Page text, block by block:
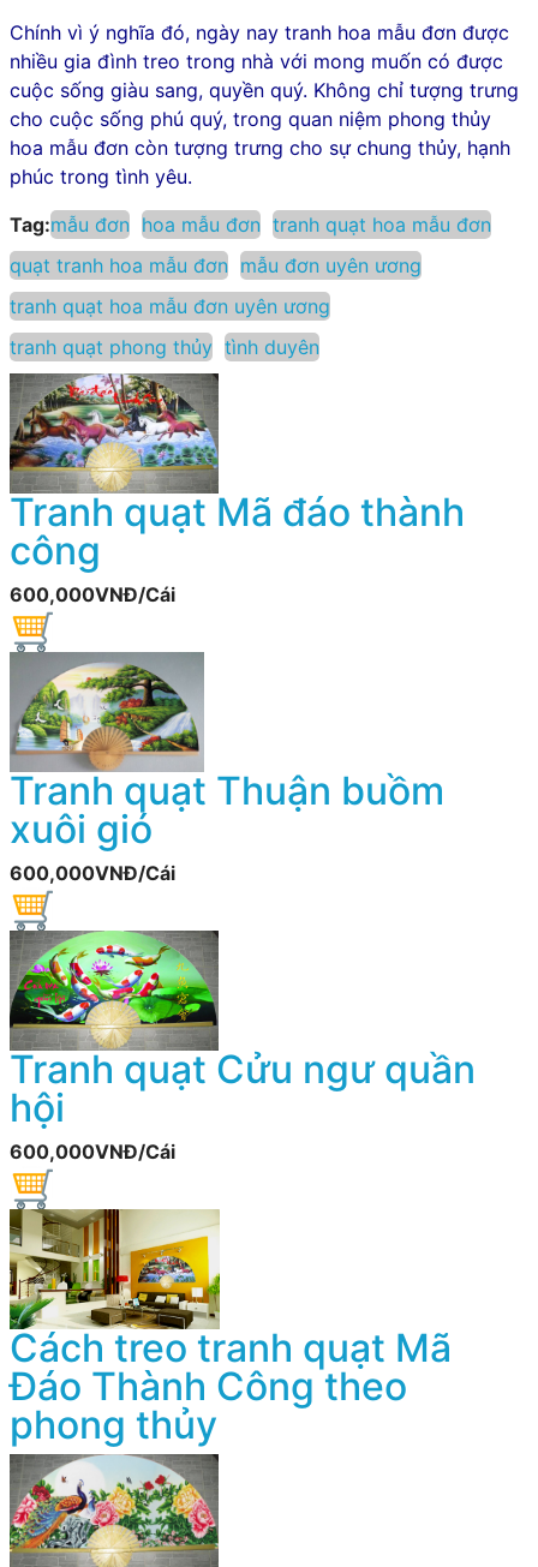
Chính vì ý nghĩa đó, ngày nay tranh hoa mẫu đơn được
nhiều gia đình treo trong nhà với mong muốn có được
cuộc sống giàu sang, quyền quý. Không chỉ tượng trưng
cho cuộc sống phú quý, trong quan niệm phong thủy
hoa mẫu đơn còn tượng trưng cho sự chung thủy, hạnh
phúc trong tình yêu.
Tag:mẫu đơn hoa mẫu đơn tranh quạt hoa mẫu đơn
quạt tranh hoa mẫu đơn mẫu đơn uyên ương
tranh quạt hoa mẫu đơn uyên ương
tranh quạt phong thủy tình duyên
Tranh quạt Mã đáo thành
công
600,000VNĐ/Cái
Tranh quạt Thuận buồm
xuôi gió
600,000VNĐ/Cái
Tranh quạt Cửu ngư quần
hội
600,000VNĐ/Cái
Cách treo tranh quạt Mã
Đáo Thành Công theo
phong thủy